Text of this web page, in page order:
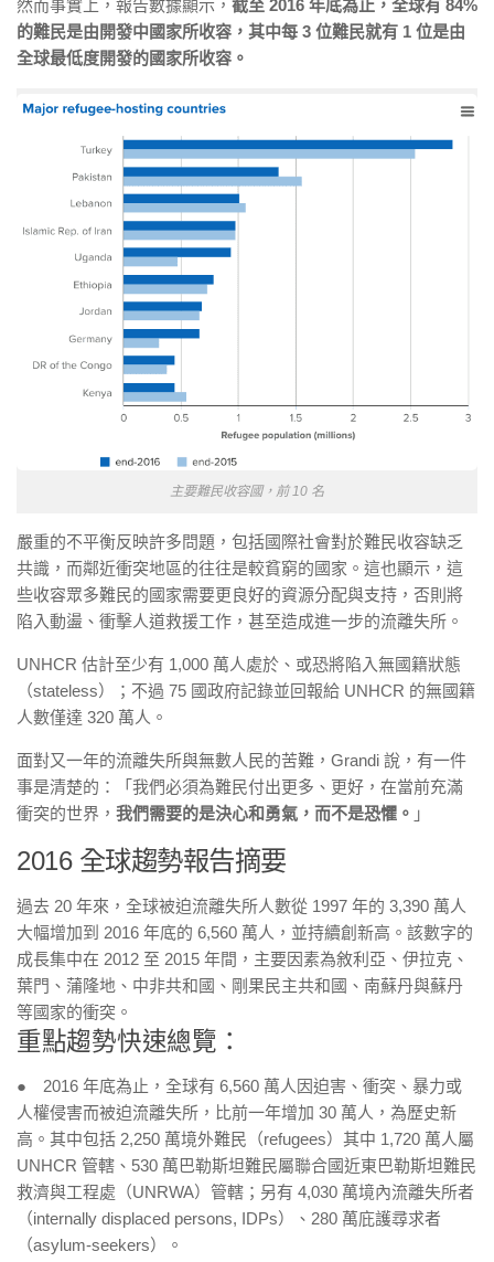
然而事實上，報告數據顯示， 截至 2016 年底為止，全球有 84%
的難民是由開發中國家所收容，其中每 3 位難民就有 1 位是由
全球最低度開發的國家所收容。
主要難民收容國，前 10 名
嚴重的不平衡反映許多問題，包括國際社會對於難民收容缺乏
共識，而鄰近衝突地區的往往是較貧窮的國家。這也顯示，這
些收容眾多難民的國家需要更良好的資源分配與支持，否則將
陷入動盪、衝擊人道救援工作，甚至造成進一步的流離失所。
UNHCR 估計至少有 1,000 萬人處於、或恐將陷入無國籍狀態
（stateless）；不過 75 國政府記錄並回報給 UNHCR 的無國籍
人數僅達 320 萬人。
面對又一年的流離失所與無數人民的苦難，Grandi 說，有一件
事是清楚的：「我們必須為難民付出更多、更好，在當前充滿
衝突的世界， 我們需要的是決心和勇氣，而不是恐懼。 」
2016 全球趨勢報告摘要
過去 20 年來，全球被迫流離失所人數從 1997 年的 3,390 萬人
大幅增加到 2016 年底的 6,560 萬人，並持續創新高。該數字的
成長集中在 2012 至 2015 年間，主要因素為敘利亞、伊拉克、
葉門、蒲隆地、中非共和國、剛果民主共和國、南蘇丹與蘇丹
等國家的衝突。
重點趨勢快速總覽：
● 2016 年底為止，全球有 6,560 萬人因迫害、衝突、暴力或
人權侵害而被迫流離失所，比前一年增加 30 萬人，為歷史新
高。其中包括 2,250 萬境外難民（refugees）其中 1,720 萬人屬
UNHCR 管轄、530 萬巴勒斯坦難民屬聯合國近東巴勒斯坦難民
救濟與工程處（UNRWA）管轄；另有 4,030 萬境內流離失所者
（internally displaced persons, IDPs）、280 萬庇護尋求者
（asylum-seekers）。